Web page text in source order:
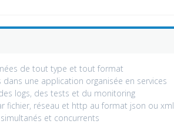
de tout type et tout format
une application organisée en services
logs, des tests et du monitoring
fichier, réseau et http au format json ou xml
et concurrents